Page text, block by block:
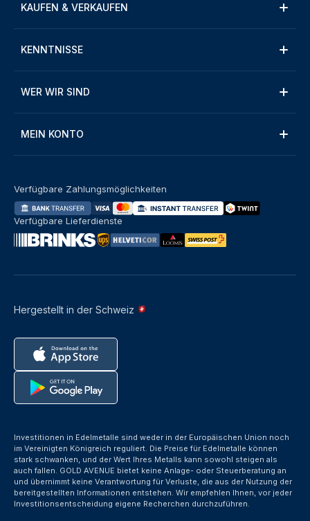
KAUFEN & VERKAUFEN
KENNTNISSE
WER WIR SIND
MEIN KONTO
Hergestellt in der Schweiz
Verfügbare Zahlungsmöglichkeiten
Verfügbare Lieferdienste
Investitionen in Edelmetalle sind weder in der Europäischen Union noch
im Vereinigten Königreich reguliert. Die Preise für Edelmetalle können
stark schwanken, und der Wert Ihres Metalls kann sowohl steigen als
auch fallen. GOLD AVENUE bietet keine Anlage- oder Steuerberatung an
und übernimmt keine Verantwortung für Verluste, die aus der Nutzung der
bereitgestellten Informationen entstehen. Wir empfehlen Ihnen, vor jeder
Investitionsentscheidung eigene Recherchen durchzuführen.